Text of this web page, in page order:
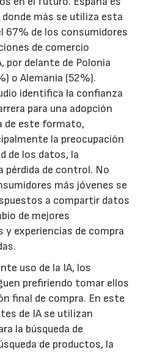
donde más se utiliza esta
67% de los consumidores
de comercio
por delante de Polonia
o Alemania (52%).
identifica la confianza
para una adopción
de este formato,
la preocupación
de los datos, la
pérdida de control. No
más jóvenes se
a compartir datos
de mejores
y experiencias de compra
uso de la IA, los
prefiriendo tomar ellos
final de compra. En este
de IA se utilizan
la búsqueda de
de productos, la